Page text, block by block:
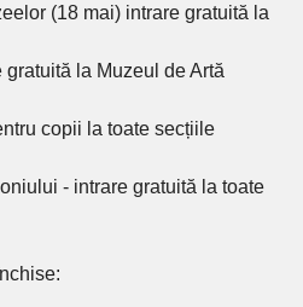
(18 mai) intrare gratuită la
la Muzeul de Artă
copii la toate secțiile
- intrare gratuită la toate